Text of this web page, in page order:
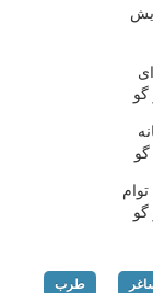
گو
گو
طرب